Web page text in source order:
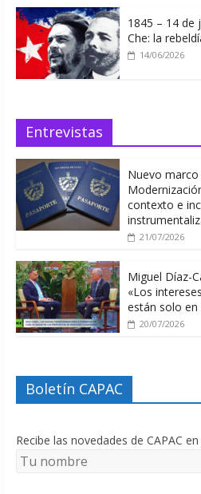
1845 – 14 de
Che: la
14/06/2026
Entrevistas
Nuevo
contexto e
21/07/2026
Miguel Díaz-
«Los
están solo en
20/07/2026
Boletín CAPAC
Recibe las novedades de CAPAC